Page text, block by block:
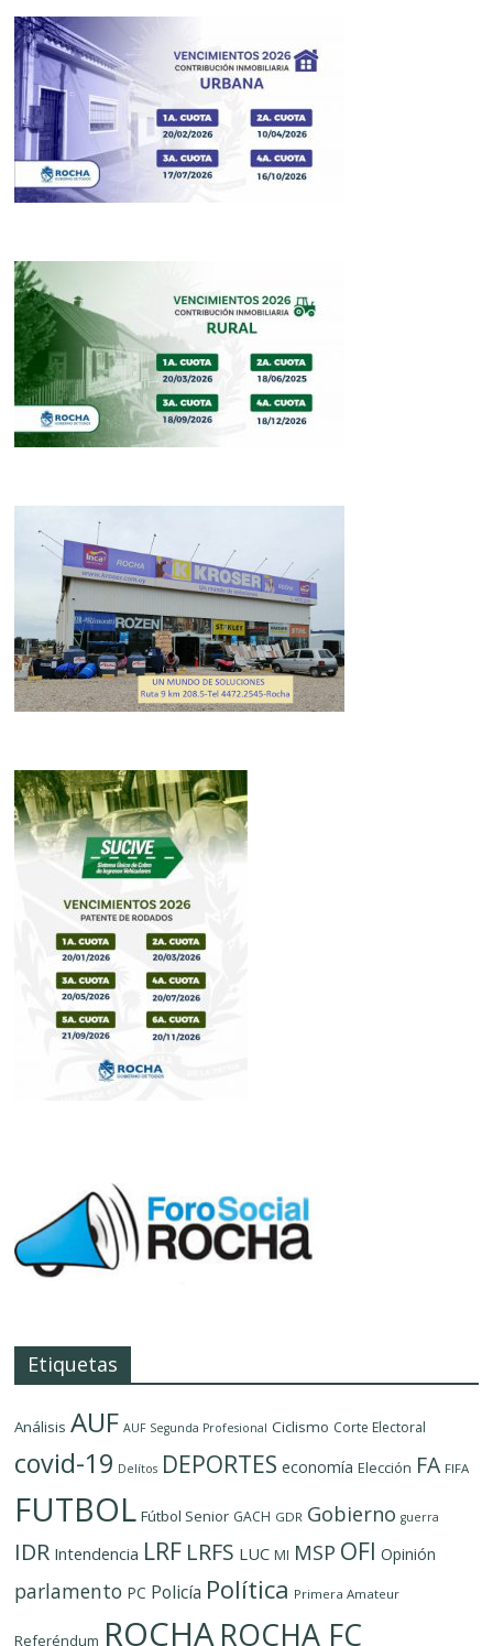
Etiquetas
Análisis AUF AUF Segunda Profesional Ciclismo Corte Electoral
covid-19 Delítos DEPORTES economía Elección FA FIFA
FUTBOL Fútbol Senior GACH GDR Gobierno guerra
IDR Intendencia LRF LRFS LUC MI MSP OFI Opinión
parlamento PC Policía Política Primera Amateur
Referéndum ROCHAROCHA FC